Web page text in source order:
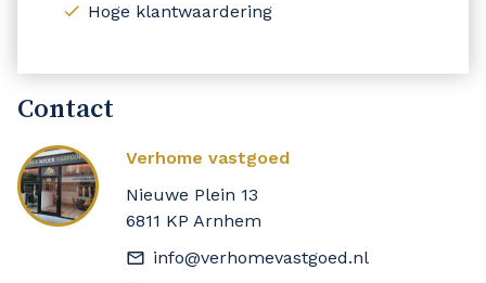
Hoge klantwaardering
Contact
Verhome vastgoed
Nieuwe Plein 13
6811 KP Arnhem
info@verhomevastgoed.nl